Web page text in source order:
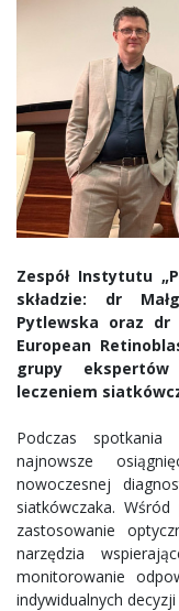
Zespół Instytutu
składzie: dr
Pytlewska oraz dr
European
grupy
leczeniem
Podczas spotkania
najnowsze
nowoczesnej
siatkówczaka.
zastosowanie
narzędzia
monitorowanie
indywidualnych